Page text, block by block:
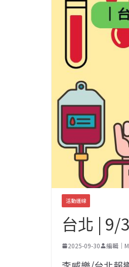
活動連線
台北 | 9/
2025-09-30 編輯｜